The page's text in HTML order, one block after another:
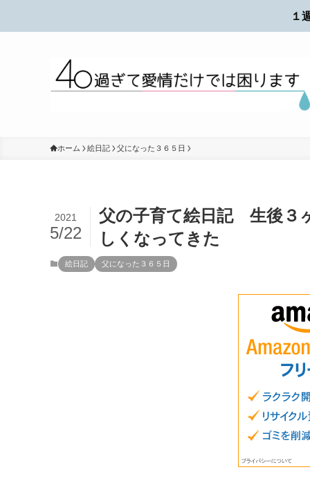
１
ホーム 絵日記 父になった３６５日
父の子育て絵日記 生後
しくなってきた
2021
5/22
絵日記 父になった３６５日